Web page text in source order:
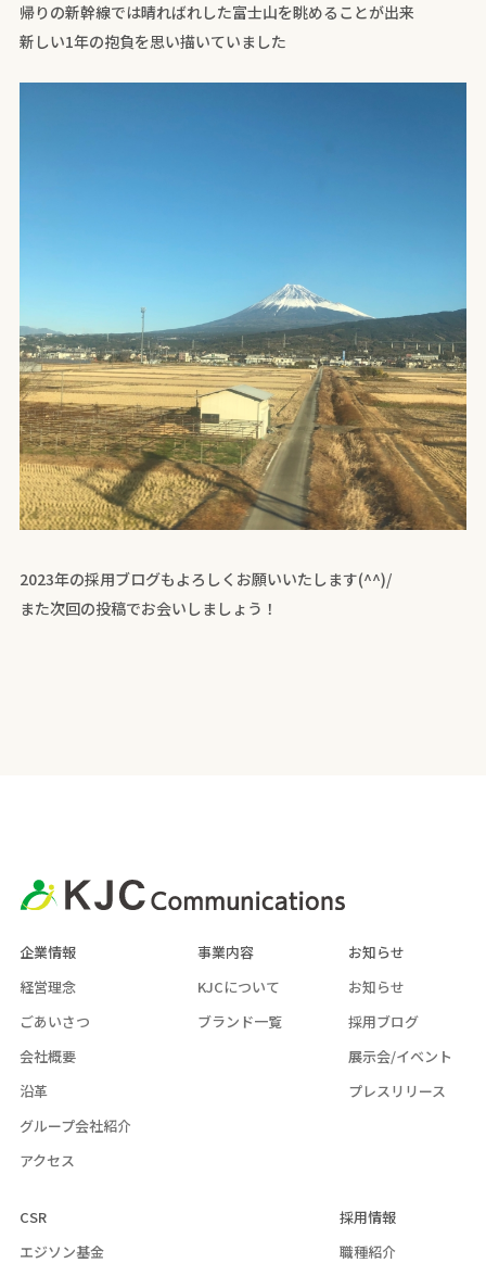
帰りの新幹線では晴ればれした富士山を眺めることが出来
新しい1年の抱負を思い描いていました
2023年の採用ブログもよろしくお願いいたします(^^)/
また次回の投稿でお会いしましょう！
企業情報
経営理念
ごあいさつ
会社概要
沿革
グループ会社紹介
アクセス
事業内容
KJCについて
ブランド一覧
お知らせ
お知らせ
採用ブログ
展示会/イベント
プレスリリース
CSR
エジソン基金
採用情報
職種紹介